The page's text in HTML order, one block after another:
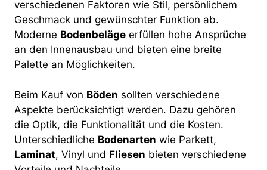
verschiedenen Faktoren wie Stil, persönlichem
Geschmack und gewünschter Funktion ab.
Moderne Bodenbeläge erfüllen hohe Ansprüche
an den Innenausbau und bieten eine breite
Palette an Möglichkeiten.
Beim Kauf von Böden sollten verschiedene
Aspekte berücksichtigt werden. Dazu gehören
die Optik, die Funktionalität und die Kosten.
Unterschiedliche Bodenarten wie Parkett,
Laminat, Vinyl und Fliesen bieten verschiedene